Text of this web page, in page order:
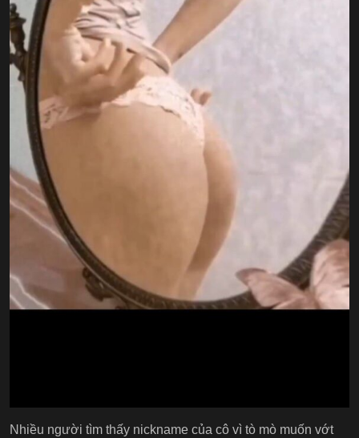
Nhiều người tìm thấy nickname của cô vì tò mò muốn vớt